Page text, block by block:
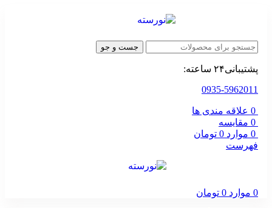
جست و جو
پشتیبانی۲۴ ساعته:
0935-5962011
0 علاقه مندی ها
0 مقایسه
0 موارد 0 تومان
فهرست
0 موارد 0 تومان